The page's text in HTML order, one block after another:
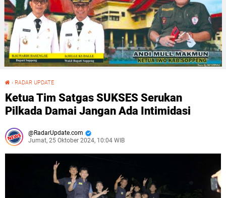
› RADAR UPDATE
Ketua Tim Satgas SUKSES Serukan
Pilkada Damai Jangan Ada Intimidasi
RadarUpdate.com
Jumat, 25 Oktober 2024, 10:04 WIB